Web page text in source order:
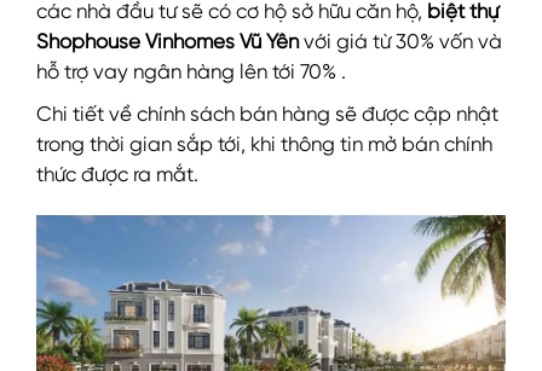
các nhà đầu tư sẽ có cơ hộ sở hữu căn hộ, biệt thự
Shophouse Vinhomes Vũ Yênvới giá từ 30% vốn và
hỗ trợ vay ngân hàng lên tới 70% .
Chi tiết về chính sách bán hàng sẽ được cập nhật
trong thời gian sắp tới, khi thông tin mở bán chính
thức được ra mắt.